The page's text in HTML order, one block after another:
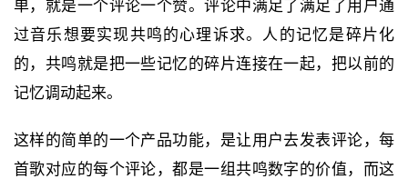
单，就是一个评论一个赞。评论中满足了满足了用户通
过音乐想要实现共鸣的心理诉求。人的记忆是碎片化
的，共鸣就是把一些记忆的碎片连接在一起，把以前的
记忆调动起来。
这样的简单的一个产品功能，是让用户去发表评论，每
首歌对应的每个评论，都是一组共鸣数字的价值，而这